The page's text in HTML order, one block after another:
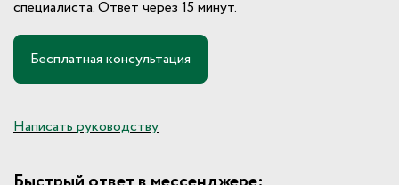
специалиста. Ответ через 15 минут.
Бесплатная консультация
Написать руководству